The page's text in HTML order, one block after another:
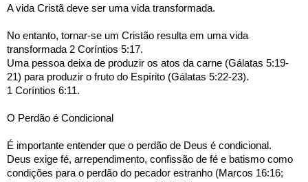
A vida Cristã deve ser uma vida transformada.
No entanto, tornar-se um Cristão resulta em uma vida
transformada 2 Coríntios 5:17.
Uma pessoa deixa de produzir os atos da carne (Gálatas 5:19-
21) para produzir o fruto do Espírito (Gálatas 5:22-23).
1 Coríntios 6:11.
O Perdão é Condicional
É importante entender que o perdão de Deus é condicional.
Deus exige fé, arrependimento, confissão de fé e batismo como
condições para o perdão do pecador estranho (Marcos 16:16;